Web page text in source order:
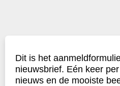
Dit is het
nieuwsbrief. Eén keer
nieuws en de mooiste